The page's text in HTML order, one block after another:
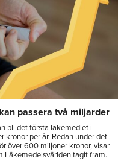
passera två miljarder
bli det första läkemedlet i
kronor per år. Redan under det
över 600 miljoner kronor, visar
Läkemedelsvärlden tagit fram.